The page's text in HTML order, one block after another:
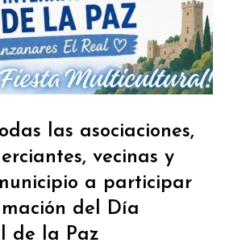
las asociaciones,
vecinas y
a participar
del Día
de la Paz